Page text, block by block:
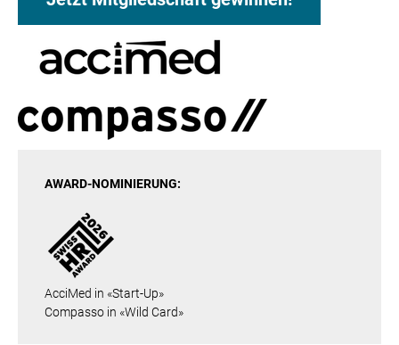
AWARD-NOMINIERUNG:
AcciMed in «Start-Up»
Compasso in «Wild Card»